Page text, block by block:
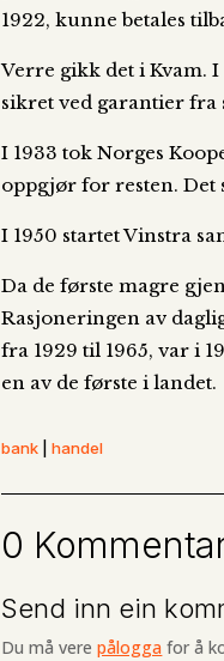
1922, kunne betales
Verre gikk det i Kvam.
sikret ved garantier fra
I 1933 tok Norges
oppgjør for resten. Det
I 1950 startet Vinstra
Da de første magre
Rasjoneringen av
fra 1929 til 1965, var i
en av de første i landet.
bank |handel
0
Send inn ein
Du må verepålogga for å